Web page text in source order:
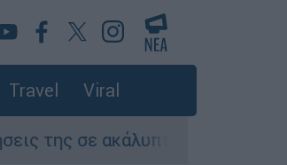
Travel Viral
ακάλυπτο πολυκατοικίας στη